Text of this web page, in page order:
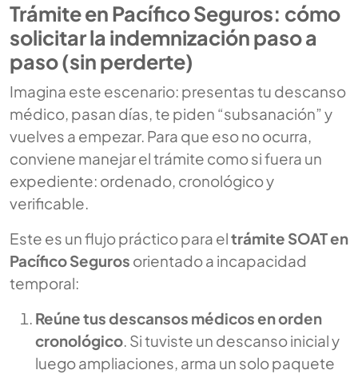
Trámite en Pacífico Seguros: cómo
solicitar la indemnización paso a
paso (sin perderte)
Imagina este escenario: presentas tu descanso
médico, pasan días, te piden “subsanación” y
vuelves a empezar. Para que eso no ocurra,
conviene manejar el trámite como si fuera un
expediente: ordenado, cronológico y
verificable.
Este es un flujo práctico para eltrámite SOAT en
Pacífico Seguros orientado a incapacidad
temporal:
Reúne tus descansos médicos en orden
cronológico. Si tuviste un descanso inicial y
luego ampliaciones, arma un solo paquete